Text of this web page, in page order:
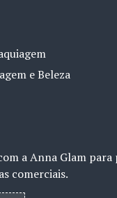
e Beleza
a Anna Glam para
comerciais.